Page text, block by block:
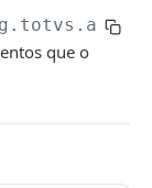
que o